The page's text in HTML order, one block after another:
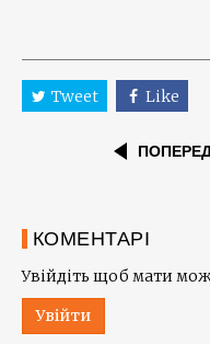
Tweet Like
КОМЕНТАРІ
Увійдіть щоб мати
Увійти